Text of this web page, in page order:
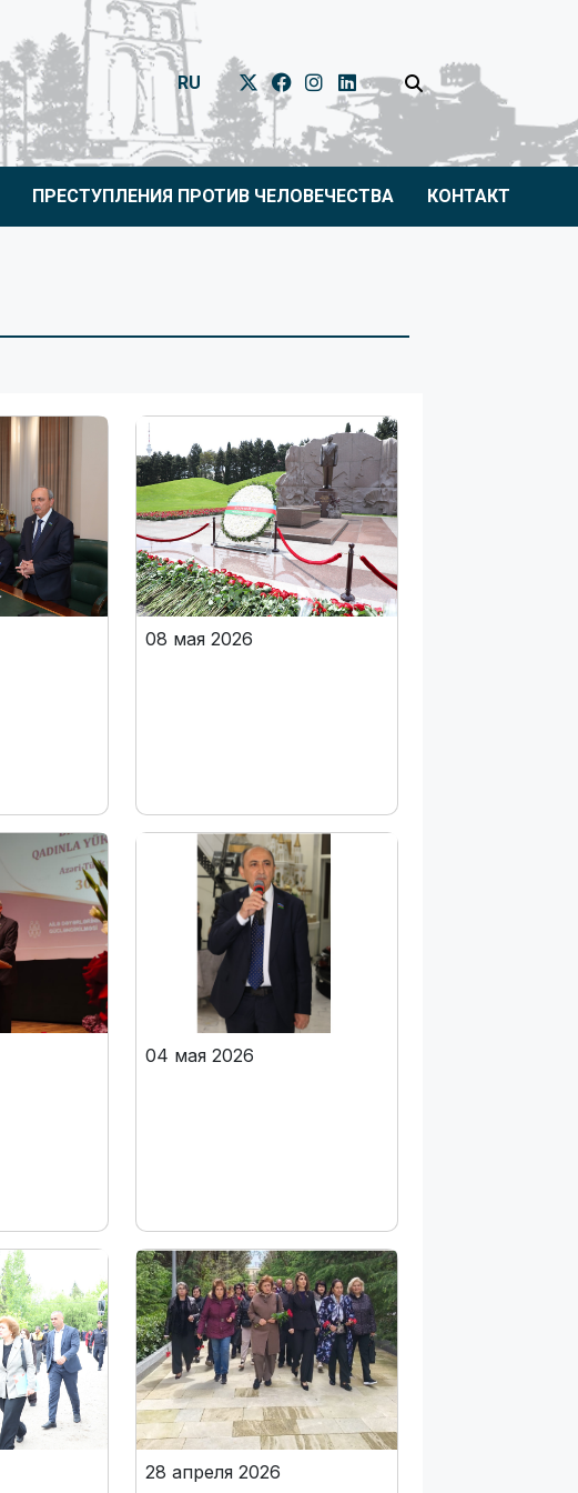
RU
ПРЕСТУПЛЕНИЯ ПРОТИВ ЧЕЛОВЕЧЕСТВА КОНТАКТ
08 мая 2026
04 мая 2026
28 апреля 2026